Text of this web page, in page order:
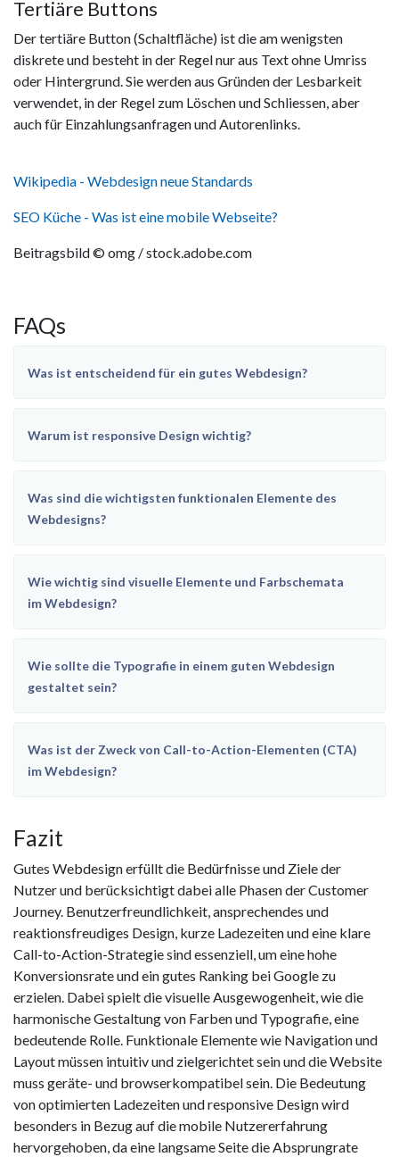
Tertiäre Buttons
Der tertiäre Button (Schaltfläche) ist die am wenigsten
diskrete und besteht in der Regel nur aus Text ohne Umriss
oder Hintergrund. Sie werden aus Gründen der Lesbarkeit
verwendet, in der Regel zum Löschen und Schliessen, aber
auch für Einzahlungsanfragen und Autorenlinks.
Wikipedia - Webdesign neue Standards
SEO Küche - Was ist eine mobile Webseite?
Beitragsbild © omg / stock.adobe.com
FAQs
Was ist entscheidend für ein gutes Webdesign?
Warum ist responsive Design wichtig?
Was sind die wichtigsten funktionalen Elemente des
Webdesigns?
Wie wichtig sind visuelle Elemente und Farbschemata
im Webdesign?
Wie sollte die Typografie in einem guten Webdesign
gestaltet sein?
Was ist der Zweck von Call-to-Action-Elementen (CTA)
im Webdesign?
Fazit
Gutes Webdesign erfüllt die Bedürfnisse und Ziele der
Nutzer und berücksichtigt dabei alle Phasen der Customer
Journey. Benutzerfreundlichkeit, ansprechendes und
reaktionsfreudiges Design, kurze Ladezeiten und eine klare
Call-to-Action-Strategie sind essenziell, um eine hohe
Konversionsrate und ein gutes Ranking bei Google zu
erzielen. Dabei spielt die visuelle Ausgewogenheit, wie die
harmonische Gestaltung von Farben und Typografie, eine
bedeutende Rolle. Funktionale Elemente wie Navigation und
Layout müssen intuitiv und zielgerichtet sein und die Website
muss geräte- und browserkompatibel sein. Die Bedeutung
von optimierten Ladezeiten und responsive Design wird
besonders in Bezug auf die mobile Nutzererfahrung
hervorgehoben, da eine langsame Seite die Absprungrate